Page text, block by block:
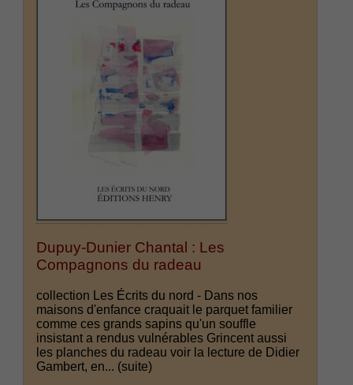
Dupuy-Dunier Chantal : Les
Compagnons du radeau
collection Les Écrits du nord - Dans nos
maisons d'enfance craquait le parquet familier
comme ces grands sapins qu'un souffle
insistant a rendus vulnérables Grincent aussi
les planches du radeau voir la lecture de Didier
Gambert, en... (suite)